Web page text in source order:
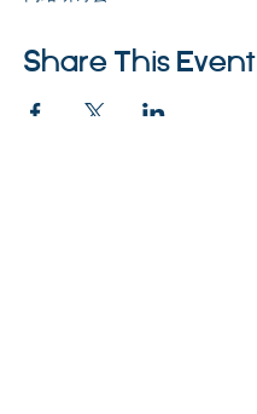
Share This Event